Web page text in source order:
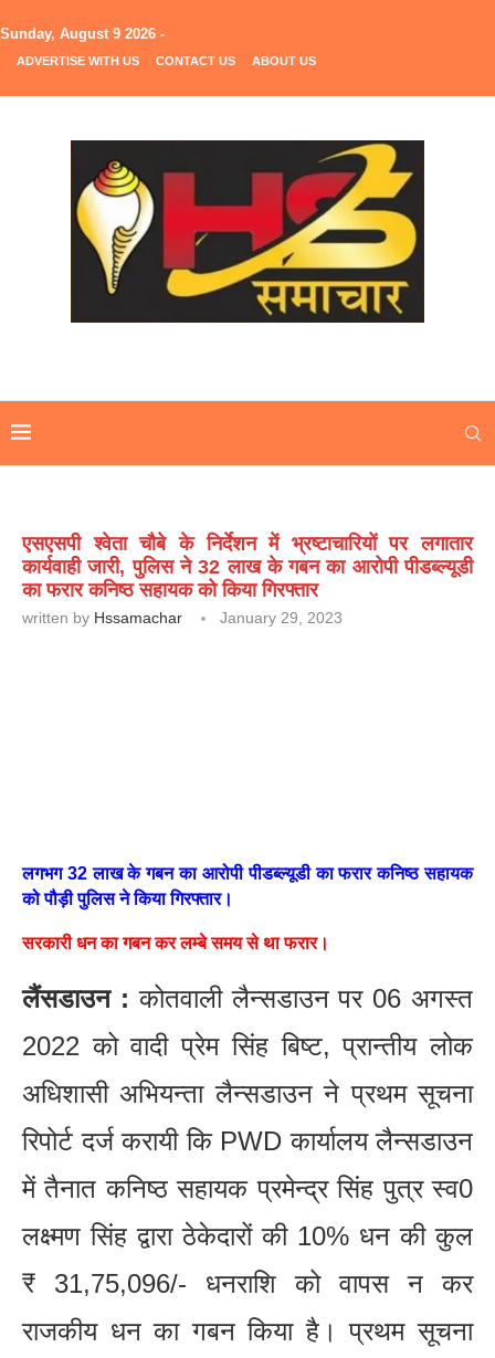
Sunday, August 9 2026 -
ADVERTISE WITH US CONTACT US ABOUT US
एसएसपी श्वेता चौबे के निर्देशन में भ्रष्टाचारियों पर लगातार
कार्यवाही जारी, पुलिस ने 32 लाख के गबन का आरोपी पीडब्ल्यूडी
का फरार कनिष्ठ सहायक को किया गिरफ्तार
written by Hssamachar January 29, 2023
लगभग 32 लाख के गबन का आरोपी पीडब्ल्यूडी का फरार कनिष्ठ सहायक
को पौड़ी पुलिस ने किया गिरफ्तार।
सरकारी धन का गबन कर लम्बे समय से था फरार।
लैंसडाउन : कोतवाली लैन्सडाउन पर 06 अगस्त
2022 को वादी प्रेम सिंह बिष्ट, प्रान्तीय लोक
अधिशासी अभियन्ता लैन्सडाउन ने प्रथम सूचना
रिपोर्ट दर्ज करायी कि PWD कार्यालय लैन्सडाउन
में तैनात कनिष्ठ सहायक प्रमेन्द्र सिंह पुत्र स्व0
लक्ष्मण सिंह द्वारा ठेकेदारों की 10% धन की कुल
₹ 31,75,096/- धनराशि को वापस न कर
राजकीय धन का गबन किया है। प्रथम सूचना